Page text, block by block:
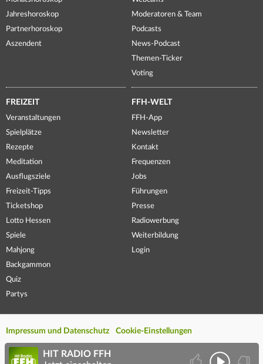
Jahreshoroskop
Partnerhoroskop
Aszendent
Moderatoren & Team
Podcasts
News-Podcast
Themen-Ticker
Voting
FREIZEIT
Veranstaltungen
Spielplätze
Rezepte
Meditation
Ausflugsziele
Freizeit-Tipps
Ticketshop
Lotto Hessen
Spiele
Mahjong
Backgammon
Quiz
Partys
FFH-WELT
FFH-App
Newsletter
Kontakt
Frequenzen
Jobs
Führungen
Presse
Radiowerbung
Weiterbildung
Login
Impressum und Datenschutz Cookie-Einstellungen
HIT RADIO FFH